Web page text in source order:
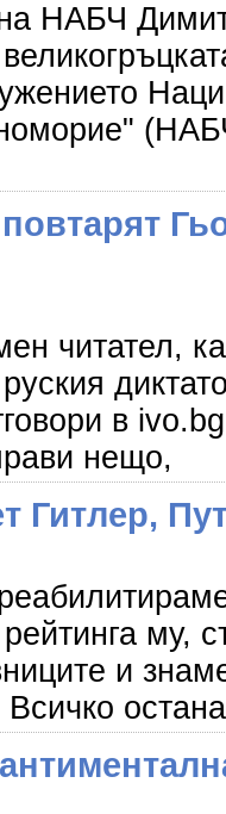
НАБЧ
читател,
в
нещо,
Гитлер,
му,
и
Всичко